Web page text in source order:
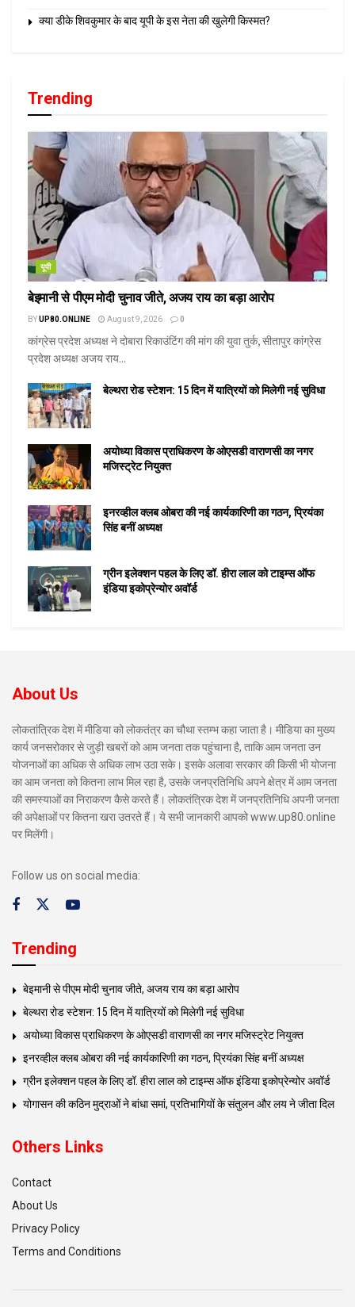
क्या डीके शिवकुमार के बाद यूपी के इस नेता की खुलेगी किस्मत?
Trending
यूपी
बेइमानी से पीएम मोदी चुनाव जीते, अजय राय का बड़ा आरोप
BYUP80.ONLINE August 9, 2026 0
कांग्रेस प्रदेश अध्यक्ष ने दोबारा रिकाउंटिंग की मांग की युवा तुर्क, सीतापुर कांग्रेस
प्रदेश अध्यक्ष अजय राय...
बेल्थरा रोड स्टेशन: 15 दिन में यात्रियों को मिलेगी नई सुविधा
अयोध्या विकास प्राधिकरण के ओएसडी वाराणसी का नगर
मजिस्ट्रेट नियुक्त
इनरव्हील क्लब ओबरा की नई कार्यकारिणी का गठन, प्रियंका
सिंह बनीं अध्यक्ष
ग्रीन इलेक्शन पहल के लिए डॉ. हीरा लाल को टाइम्स ऑफ
इंडिया इकोप्रेन्योर अवॉर्ड
About Us
लोकतांत्रिक देश में मीडिया को लोकतंत्र का चौथा स्तम्भ कहा जाता है। मीडिया का मुख्य
कार्य जनसरोकार से जुड़ी खबरों को आम जनता तक पहुंचाना है, ताकि आम जनता उन
योजनाओं का अधिक से अधिक लाभ उठा सके। इसके अलावा सरकार की किसी भी योजना
का आम जनता को कितना लाभ मिल रहा है, उसके जनप्रतिनिधि अपने क्षेत्र में आम जनता
की समस्याओं का निराकरण कैसे करते हैं। लोकतंत्रिक देश में जनप्रतिनिधि अपनी जनता
की अपेक्षाओं पर कितना खरा उतरते हैं। ये सभी जानकारी आपको www.up80.online
पर मिलेंगी।
Follow us on social media:
Trending
बेइमानी से पीएम मोदी चुनाव जीते, अजय राय का बड़ा आरोप
बेल्थरा रोड स्टेशन: 15 दिन में यात्रियों को मिलेगी नई सुविधा
अयोध्या विकास प्राधिकरण के ओएसडी वाराणसी का नगर मजिस्ट्रेट नियुक्त
इनरव्हील क्लब ओबरा की नई कार्यकारिणी का गठन, प्रियंका सिंह बनीं अध्यक्ष
ग्रीन इलेक्शन पहल के लिए डॉ. हीरा लाल को टाइम्स ऑफ इंडिया इकोप्रेन्योर अवॉर्ड
योगासन की कठिन मुद्राओं ने बांधा समां, प्रतिभागियों के संतुलन और लय ने जीता दिल
Others Links
Contact
About Us
Privacy Policy
Terms and Conditions